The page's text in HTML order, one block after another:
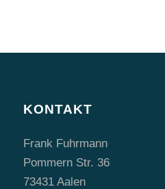
KONTAKT
Frank Fuhrmann
Pommern Str. 36
73431 Aalen